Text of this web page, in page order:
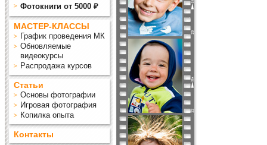
Фотокниги от 5000 ₽
МАСТЕР-КЛАССЫ
График проведения МК
Обновляемые
видеокурсы
Распродажа курсов
Статьи
Основы фотографии
Игровая фотография
Копилка опыта
Контакты